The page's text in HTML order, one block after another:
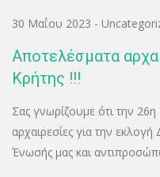
30 Μαΐου 2023 -
Αποτελέσματα
Κρήτης !!!
Σας γνωρίζουμε ότι την
αρχαιρεσίες για την
Ένωσής μας και